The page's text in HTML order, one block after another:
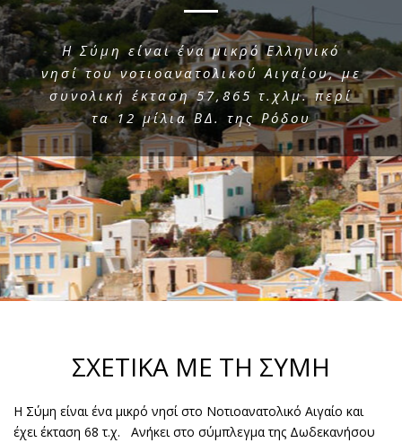
Η Σύμη είναι ένα μικρό Ελληνικό
νησί του νοτιοανατολικού Αιγαίου, με
συνολική έκταση 57,865 τ.χλμ. περί
τα 12 μίλια ΒΔ. της Ρόδου
ΣΧΕΤΙΚΑ ΜΕ ΤΗ ΣΥΜΗ
Η Σύμη είναι ένα μικρό νησί στο Νοτιοανατολικό Αιγαίο και
έχει έκταση 68 τ.χ. Ανήκει στο σύμπλεγμα της Δωδεκανήσου